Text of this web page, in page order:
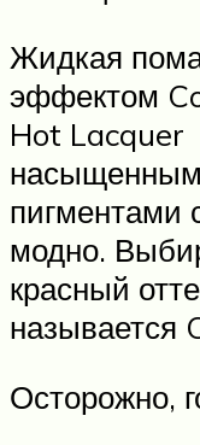
Жидкая
эффектом
Hot Lacquer
пигментами
модно.
красный
называется
Осторожно,